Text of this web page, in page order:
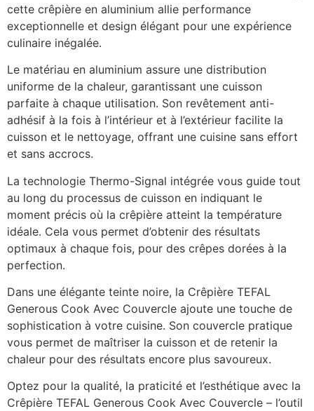
cette crêpière en aluminium allie performance
exceptionnelle et design élégant pour une expérience
culinaire inégalée.
Le matériau en aluminium assure une distribution
uniforme de la chaleur, garantissant une cuisson
parfaite à chaque utilisation. Son revêtement anti-
adhésif à la fois à l’intérieur et à l’extérieur facilite la
cuisson et le nettoyage, offrant une cuisine sans effort
et sans accrocs.
La technologie Thermo-Signal intégrée vous guide tout
au long du processus de cuisson en indiquant le
moment précis où la crêpière atteint la température
idéale. Cela vous permet d’obtenir des résultats
optimaux à chaque fois, pour des crêpes dorées à la
perfection.
Dans une élégante teinte noire, la Crêpière TEFAL
Generous Cook Avec Couvercle ajoute une touche de
sophistication à votre cuisine. Son couvercle pratique
vous permet de maîtriser la cuisson et de retenir la
chaleur pour des résultats encore plus savoureux.
Optez pour la qualité, la praticité et l’esthétique avec la
Crêpière TEFAL Generous Cook Avec Couvercle – l’outil